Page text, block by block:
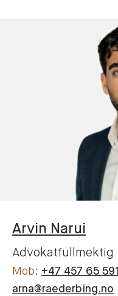
Arvin Narui
Advokatfullmektig
+47 457 65 591
arna@raederbing.no